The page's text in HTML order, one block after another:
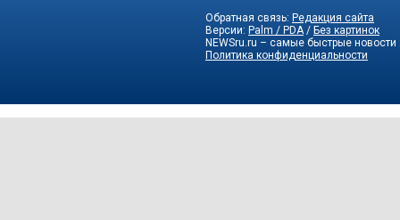
Обратная связь: Редакция сайта
Версии: Palm / PDA/ Без картинок
NEWSru.ru – самые быстрые новости
Политика конфиденциальности